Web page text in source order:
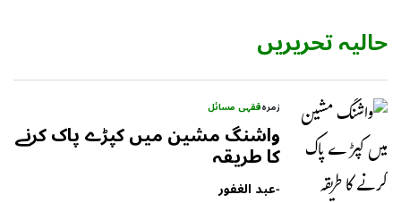
حالیہ تحریریں
زمرہفقہی مسائل
واشنگ مشین میں کپڑے پاک کرنے
کا طریقہ
-عبد الغفور